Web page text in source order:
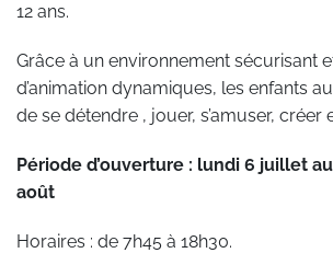
12 ans.
Grâce à un environnement sécurisant
d’animation dynamiques, les enfants
de se détendre , jouer, s’amuser, créer
Période d’ouverture : lundi 6 juillet
août
Horaires : de 7h45 à 18h30.